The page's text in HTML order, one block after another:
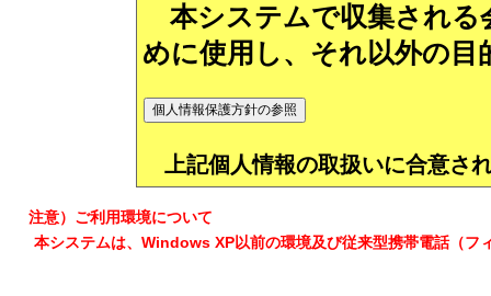
本システムで収集される
めに使用し、それ以外の目
上記個人情報の取扱いに合意さ
注意）ご利用環境について
本システムは、Windows XP以前の環境及び従来型携帯電話（フ